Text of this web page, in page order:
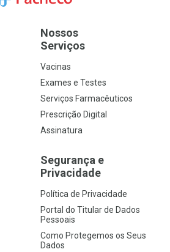
Nossos
Serviços
Vacinas
Exames e Testes
Serviços Farmacêuticos
Prescrição Digital
Assinatura
Segurança e
Privacidade
Política de Privacidade
Portal do Titular de Dados
Pessoais
Como Protegemos os Seus
Dados